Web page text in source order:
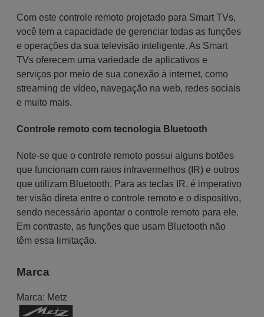
Com este controle remoto projetado para Smart TVs,
você tem a capacidade de gerenciar todas as funções
e operações da sua televisão inteligente. As Smart
TVs oferecem uma variedade de aplicativos e
serviços por meio de sua conexão à internet, como
streaming de vídeo, navegação na web, redes sociais
e muito mais.
Controle remoto com tecnologia Bluetooth
Note-se que o controle remoto possui alguns botões
que funcionam com raios infravermelhos (IR) e outros
que utilizam Bluetooth. Para as teclas IR, é imperativo
ter visão direta entre o controle remoto e o dispositivo,
sendo necessário apontar o controle remoto para ele.
Em contraste, as funções que usam Bluetooth não
têm essa limitação.
Marca
Marca: Metz